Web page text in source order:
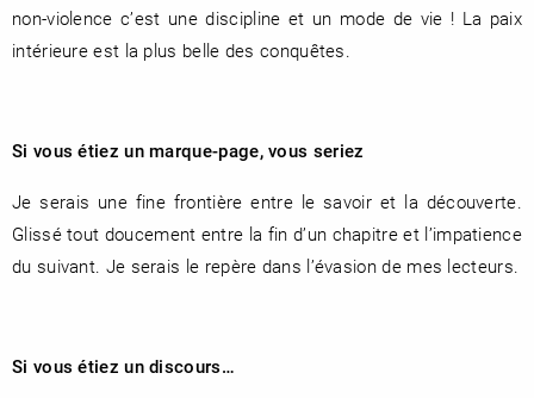
non-violence c’est une discipline et un mode de vie ! La paix
intérieure est la plus belle des conquêtes.
Si vous étiez un marque-page, vous seriez
Je serais une fine frontière entre le savoir et la découverte.
Glissé tout doucement entre la fin d’un chapitre et l’impatience
du suivant. Je serais le repère dans l’évasion de mes lecteurs.
Si vous étiez un discours…